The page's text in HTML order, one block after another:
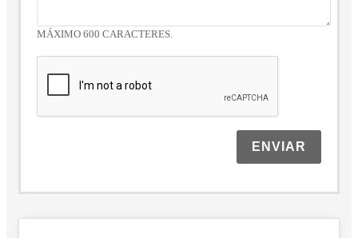
MÁXIMO 600 CARACTERES.
ENVIAR